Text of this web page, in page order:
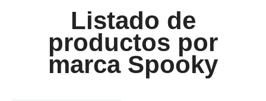
Listado de
productos por
marca Spooky